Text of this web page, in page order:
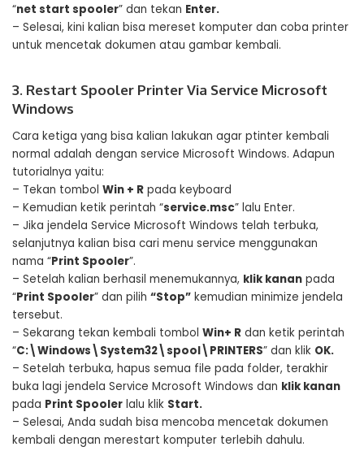
“net start spooler” dan tekan Enter.
– Selesai, kini kalian bisa mereset komputer dan coba printer
untuk mencetak dokumen atau gambar kembali.
3. Restart Spooler Printer Via Service Microsoft
Windows
Cara ketiga yang bisa kalian lakukan agar ptinter kembali
normal adalah dengan service Microsoft Windows. Adapun
tutorialnya yaitu:
– Tekan tombol Win + R pada keyboard
– Kemudian ketik perintah “service.msc” lalu Enter.
– Jika jendela Service Microsoft Windows telah terbuka,
selanjutnya kalian bisa cari menu service menggunakan
nama “Print Spooler”.
– Setelah kalian berhasil menemukannya, klik kanan pada
“Print Spooler” dan pilih “Stop” kemudian minimize jendela
tersebut.
– Sekarang tekan kembali tombol Win+ R dan ketik perintah
“C:\Windows\System32\spool\PRINTERS” dan klik OK.
– Setelah terbuka, hapus semua file pada folder, terakhir
buka lagi jendela Service Mcrosoft Windows dan klik kanan
pada Print Spooler lalu klik Start.
– Selesai, Anda sudah bisa mencoba mencetak dokumen
kembali dengan merestart komputer terlebih dahulu.